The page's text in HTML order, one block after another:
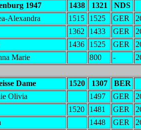
1947 1438 1321
NDS
Alexandra
1515 1525 GER
1362 1433 GER
1436 1525 GER
Marie
800 -
Dame 1520 1307
BER
Olivia
1497 GER
1520 1481 GER
1448 GER